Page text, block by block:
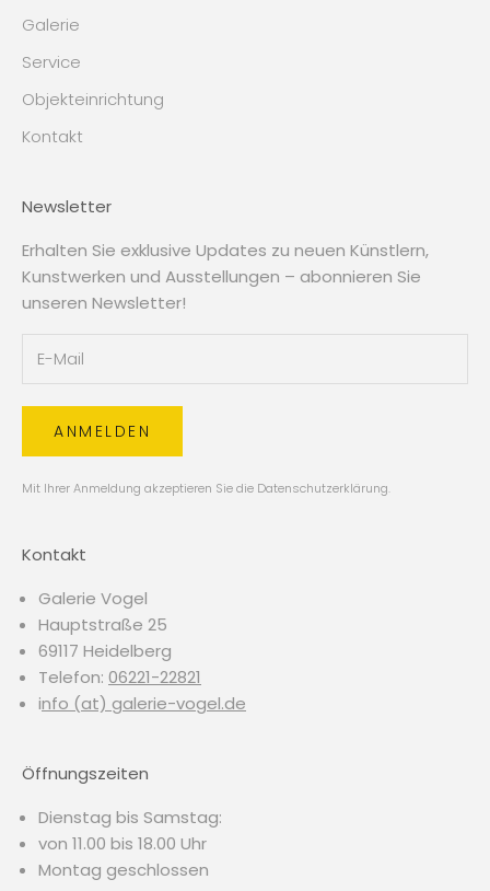
Galerie
Service
Objekteinrichtung
Kontakt
Newsletter
Erhalten Sie exklusive Updates zu neuen Künstlern,
Kunstwerken und Ausstellungen – abonnieren Sie
unseren Newsletter!
ANMELDEN
Mit Ihrer Anmeldung akzeptieren Sie die Datenschutzerklärung.
Kontakt
Galerie Vogel
Hauptstraße 25
69117 Heidelberg
Telefon: 06221-22821
info (at) galerie-vogel.de
Öffnungszeiten
Dienstag bis Samstag:
von 11.00 bis 18.00 Uhr
Montag geschlossen